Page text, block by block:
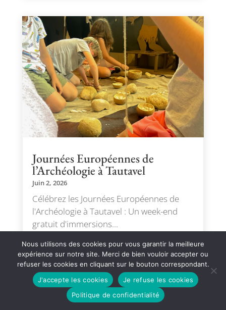
Journées Européennes de
l’Archéologie à Tautavel
Juin 2, 2026
Célébrez les Journées Européennes de
l'Archéologie à Tautavel : Un week-end
gratuit d'immersions...
Nous utilisons des cookies pour vous garantir la meilleure
expérience sur notre site. Merci de bien vouloir accepter ou
refuser les cookies en cliquant sur le bouton correspondant.
J'accepte les cookies
Je refuse les cookies
Politique de confidentialité